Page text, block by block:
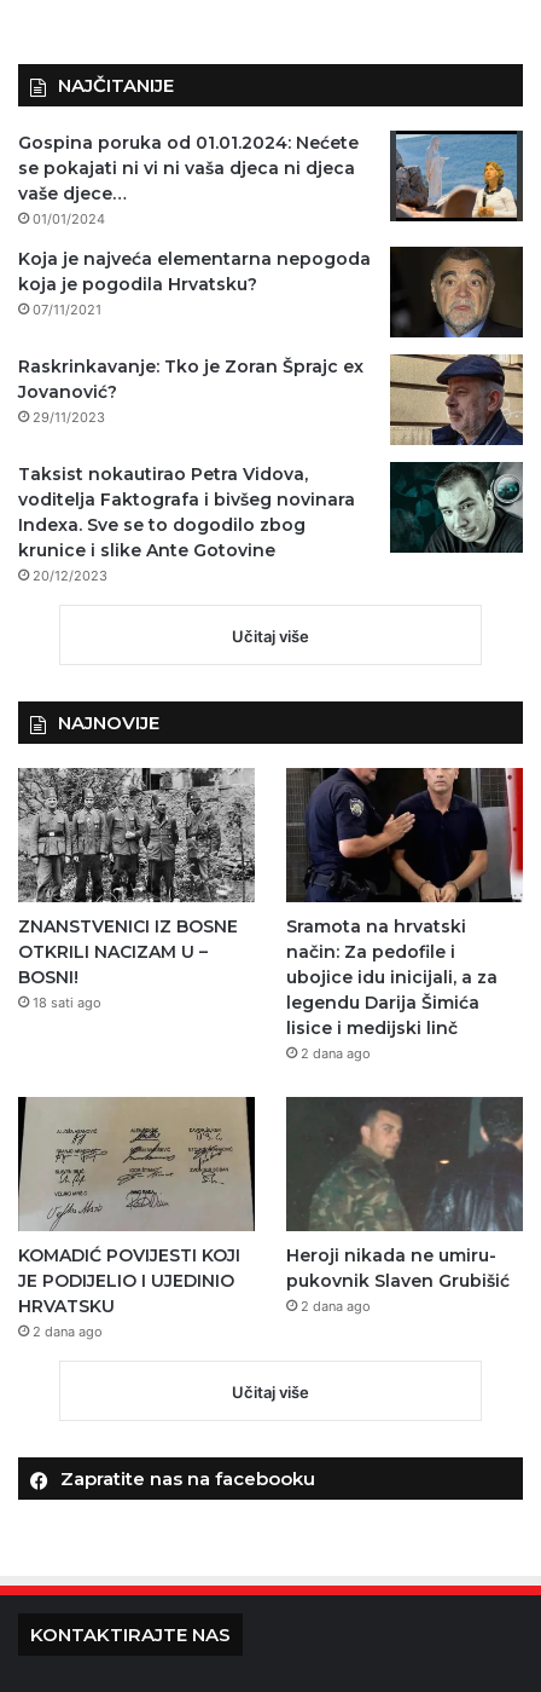
NAJČITANIJE
Gospina poruka od 01.01.2024: Nećete
se pokajati ni vi ni vaša djeca ni djeca
vaše djece…
01/01/2024
Koja je najveća elementarna nepogoda
koja je pogodila Hrvatsku?
07/11/2021
Raskrinkavanje: Tko je Zoran Šprajc ex
Jovanović?
29/11/2023
Taksist nokautirao Petra Vidova,
voditelja Faktografa i bivšeg novinara
Indexa. Sve se to dogodilo zbog
krunice i slike Ante Gotovine
20/12/2023
Učitaj više
NAJNOVIJE
ZNANSTVENICI IZ BOSNE
OTKRILI NACIZAM U –
BOSNI!
18 sati ago
Sramota na hrvatski
način: Za pedofile i
ubojice idu inicijali, a za
legendu Darija Šimića
lisice i medijski linč
2 dana ago
KOMADIĆ POVIJESTI KOJI
JE PODIJELIO I UJEDINIO
HRVATSKU
2 dana ago
Heroji nikada ne umiru-
pukovnik Slaven Grubišić
2 dana ago
Učitaj više
Zapratite nas na facebooku
KONTAKTIRAJTE NAS